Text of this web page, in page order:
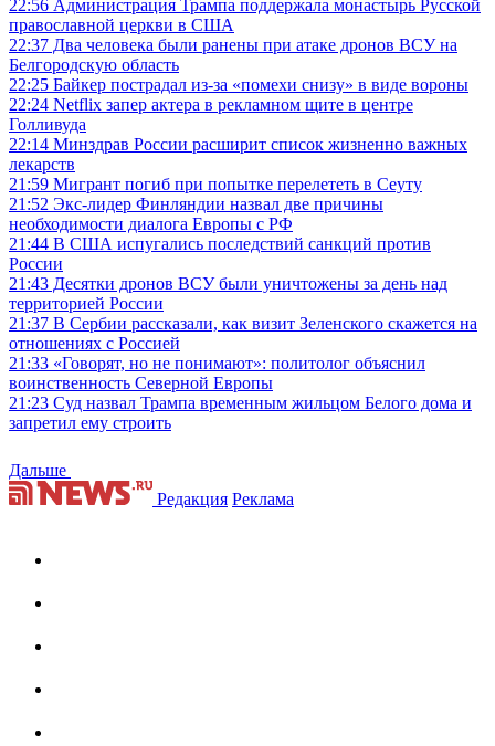
22:56 Администрация Трампа поддержала монастырь Русской
православной церкви в США
22:37 Два человека были ранены при атаке дронов ВСУ на
Белгородскую область
22:25 Байкер пострадал из-за «помехи снизу» в виде вороны
22:24 Netflix запер актера в рекламном щите в центре
Голливуда
22:14 Минздрав России расширит список жизненно важных
лекарств
21:59 Мигрант погиб при попытке перелететь в Сеуту
21:52 Экс-лидер Финляндии назвал две причины
необходимости диалога Европы с РФ
21:44 В США испугались последствий санкций против
России
21:43 Десятки дронов ВСУ были уничтожены за день над
территорией России
21:37 В Сербии рассказали, как визит Зеленского скажется на
отношениях с Россией
21:33 «Говорят, но не понимают»: политолог объяснил
воинственность Северной Европы
21:23 Суд назвал Трампа временным жильцом Белого дома и
запретил ему строить
Дальше
Редакция Реклама